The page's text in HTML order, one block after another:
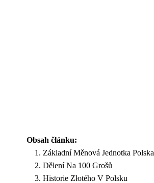
Obsah článku:
Základní Měnová Jednotka Polska
Dělení Na 100 Grošů
Historie Złotého V Polsku